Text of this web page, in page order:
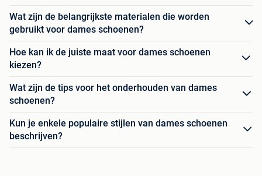
Wat zijn de belangrijkste materialen die worden
gebruikt voor dames schoenen?
Hoe kan ik de juiste maat voor dames schoenen
kiezen?
Wat zijn de tips voor het onderhouden van dames
schoenen?
Kun je enkele populaire stijlen van dames schoenen
beschrijven?